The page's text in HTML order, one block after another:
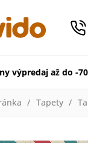
výpredaj až do -
Tapety